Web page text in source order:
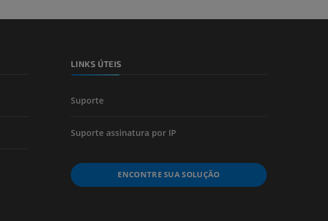
LINKS ÚTEIS
Suporte
Suporte assinatura por IP
ENCONTRE SUA SOLUÇÃO